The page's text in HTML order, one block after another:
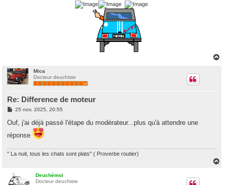
Mica
Docteur deuchiste
Re: Difference de moteur
M
s
a
g
25 nov. 2025, 20:55
Ouf, j'ai déjà passé l'étape du modérateur...plus qu'à attendre une
réponse
" La nuit, tous les chats sont plats" ( Proverbe routier)
Deuchémoi
Docteur deuchiste